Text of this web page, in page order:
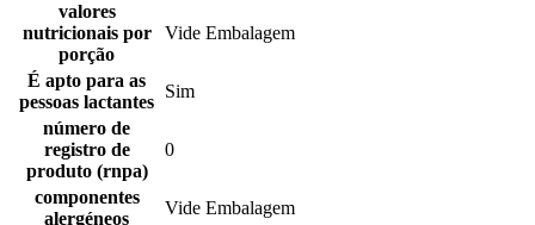
valores
nutricionais por
porção
Vide Embalagem
É apto para as
pessoas lactantes
Sim
número de
registro de
produto (rnpa)
0
componentes
alergéneos
Vide Embalagem